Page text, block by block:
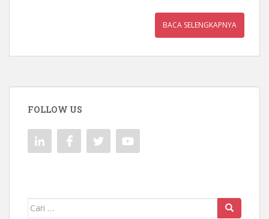
BACA SELENGKAPNYA
FOLLOW US
Mencari: